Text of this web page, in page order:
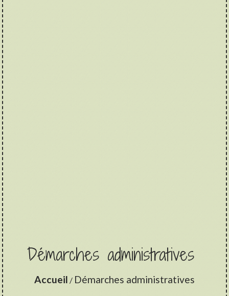
Démarches administratives
Accueil / Démarches administratives